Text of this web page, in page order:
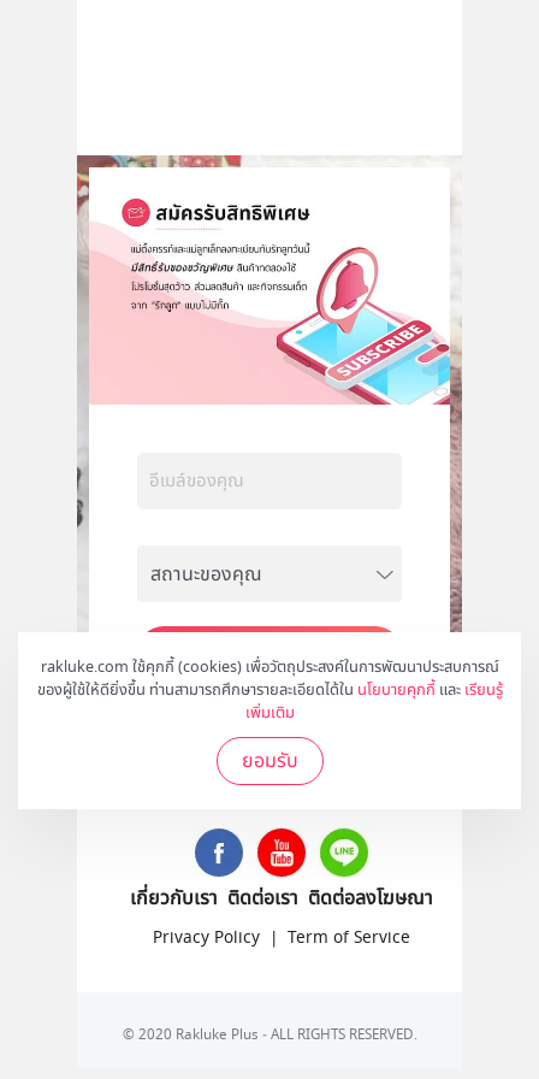
rakluke.com ใช้คุกกี้ (cookies) เพื่อวัตถุประสงค์ในการพัฒนาประสบการณ์
ของผู้ใช้ให้ดียิ่งขึ้น ท่านสามารถศึกษารายละเอียดได้ใน นโยบายคุกกี้ และ เรียนรู้
เพิ่มเติม
ยอมรับ
สมัคร
ติดตามเราได้ที่
เกี่ยวกับเรา ติดต่อเรา ติดต่อลงโฆษณา
Privacy Policy | Term of Service
© 2020 Rakluke Plus - ALL RIGHTS RESERVED.